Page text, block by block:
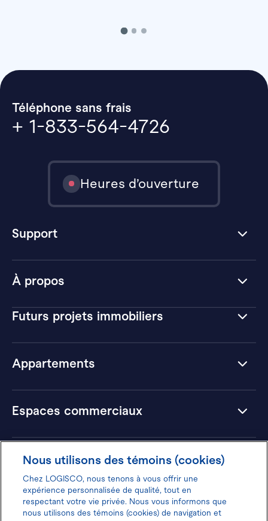
À propos
Futurs projets immobiliers
Appartements
Espaces commerciaux
Hôtels
Téléphone sans frais
+ 1-833-564-4726
Heures d’ouverture
Support
Nous utilisons des témoins (cookies)
Chez LOGISCO, nous tenons à vous offrir une
expérience personnalisée de qualité, tout en
respectant votre vie privée. Nous vous informons que
nous utilisons des témoins (cookies) de navigation et